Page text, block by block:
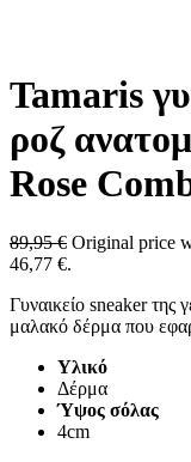
Tamaris
ροζ
Rose
89,95€ Original price
46,77 €.
Γυναικείο sneaker της
μαλακό δέρμα που
Υλικό
Δέρμα
Ύψος σόλας
4cm